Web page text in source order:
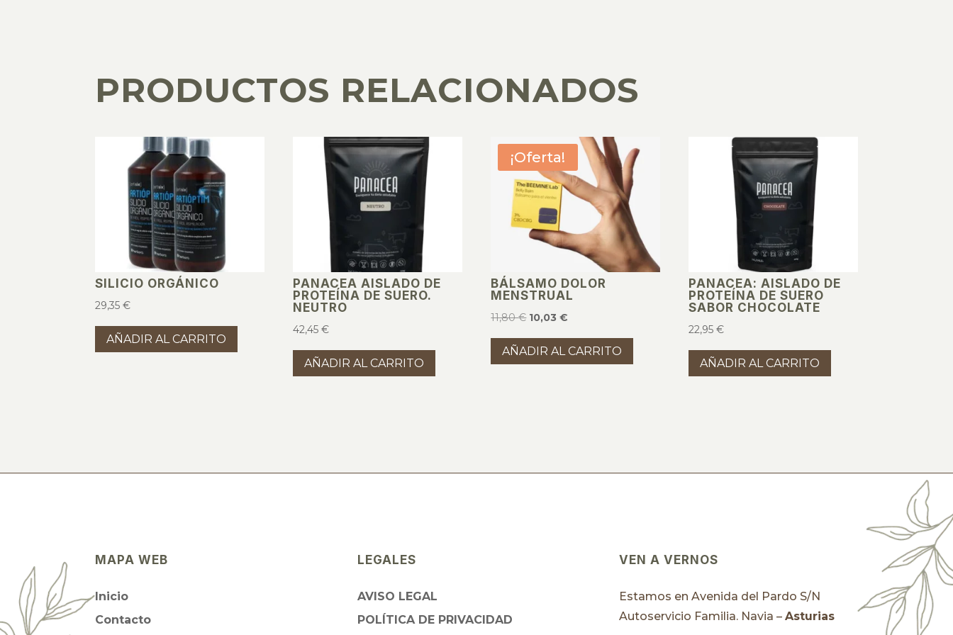
PRODUCTOS RELACIONADOS
SILICIO ORGÁNICO
29,35€
AÑADIR AL CARRITO
PANACEA AISLADO DE
PROTEÍNA DE SUERO.
NEUTRO
42,45€
AÑADIR AL CARRITO
¡Oferta!
BÁLSAMO DOLOR
MENSTRUAL
11,80€ El
precio
original
10,03€
precio
actual
AÑADIR AL CARRITO
PANACEA: AISLADO DE
PROTEÍNA DE SUERO
SABOR CHOCOLATE
22,95€
AÑADIR AL CARRITO
MAPA WEB
Inicio
Contacto
LEGALES
AVISO LEGAL
POLÍTICA DE PRIVACIDAD
VEN A VERNOS
Estamos en Avenida del Pardo S/N
Autoservicio Familia. Navia – Asturias